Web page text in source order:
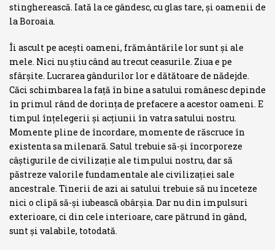
stingherească. Iată la ce gândesc, cu glas tare, şi oamenii de
la Boroaia.
Îi ascult pe aceşti oameni, frământările lor sunt şi ale
mele. Nici nu ştiu când au trecut ceasurile. Ziua e pe
sfârşite. Lucrarea gândurilor lor e dătă­toare de nădejde.
Căci schimbarea la faţă în bine a satului românesc depinde
în primul rând de dorinţa de prefacere a acestor oameni. E
timpul înţelegerii şi acţiunii în vatra satului nostru.
Momente pline de încordare, momente de răscruce în
existenta sa milenară. Satul trebuie să-şi încorporeze
câştigurile de civilizaţie ale timpului nostru, dar să
păstreze valorile fundamentale ale civilizaţiei sale
ancestrale. Tinerii de azi ai satu­lui trebuie să nu înceteze
nici o clipă să-şi iubească obârşia. Dar nu din impulsuri
exterioare, ci din cele interioare, care pătrund în gând,
sunt şi valabile, totodată.